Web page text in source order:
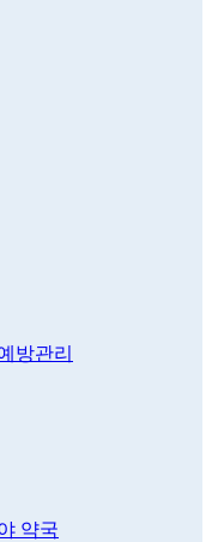
방관리
약국